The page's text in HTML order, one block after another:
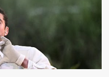
Esta disciplina es un “ ajedrez
en la edad media con actores
piezas, hay dos equipos de 11
cada uno deberá transitar
o pateando un balón ovalado. El
campeonato mundial...